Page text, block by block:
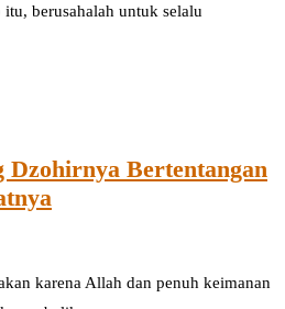
berusahalah untuk selalu
Dzohirnya Bertentangan
karena Allah dan penuh keimanan